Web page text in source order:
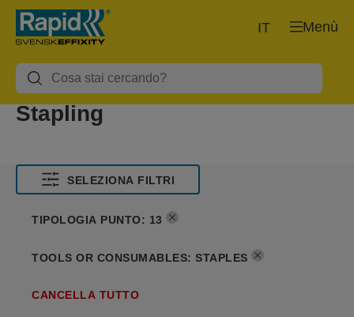
Menù
IT
Stapling
SELEZIONA FILTRI
TIPOLOGIA PUNTO: 13
TOOLS OR CONSUMABLES: STAPLES
CANCELLA TUTTO